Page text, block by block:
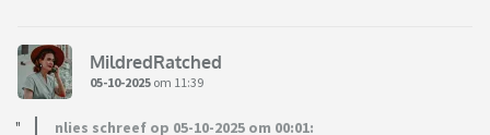
MildredRatched
05-10-2025 om 11:39
nlies schreef op 05-10-2025 om 00:01: